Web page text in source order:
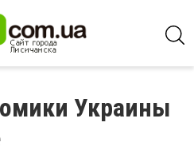
Украины